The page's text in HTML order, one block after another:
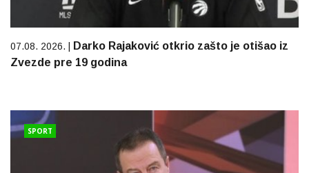
07.08. 2026. | Darko Rajaković otkrio zašto je otišao iz
Zvezde pre 19 godina
SPORT